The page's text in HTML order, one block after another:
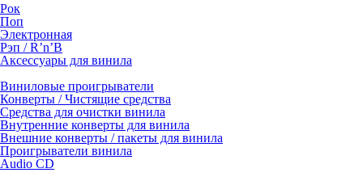
Рок
Поп
Электронная
Рэп / R’n’B
Аксессуары для винила
Виниловые проигрыватели
Конверты / Чистящие средства
Средства для очистки винила
Внутренние конверты для винила
Внешние конверты / пакеты для винила
Проигрыватели винила
Audio CD